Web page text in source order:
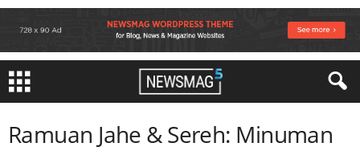
Ramuan Jahe & Sereh: Minuman